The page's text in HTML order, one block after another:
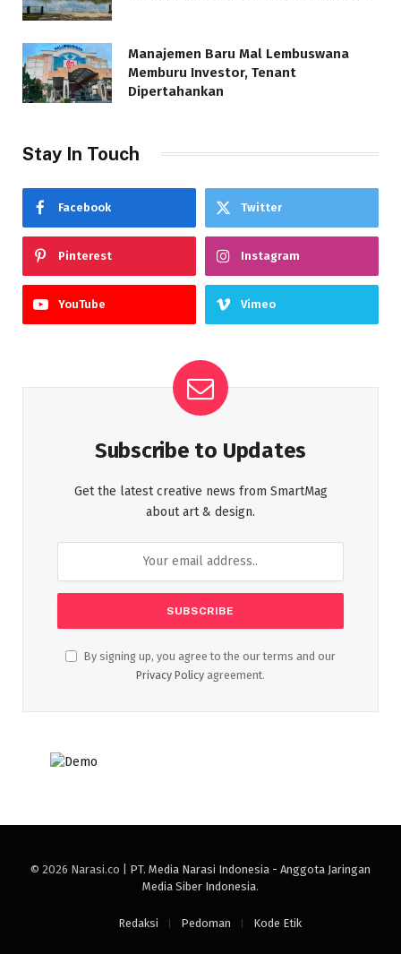
Manajemen Baru Mal Lembuswana
Memburu Investor, Tenant
Dipertahankan
Stay In Touch
Facebook Twitter
Pinterest Instagram
YouTube Vimeo
Subscribe to Updates
Get the latest creative news from SmartMag
about art & design.
By signing up, you agree to the our terms and our
Privacy Policy agreement.
© 2026 Narasi.co | PT. Media Narasi Indonesia - Anggota Jaringan
Media Siber Indonesia.
Redaksi Pedoman Kode Etik